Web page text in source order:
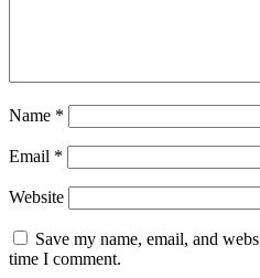
Name *
Email *
Website
Save my name, email, and
time I comment.